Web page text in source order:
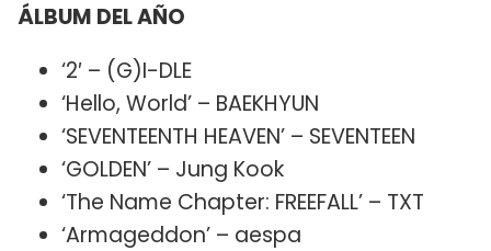
ÁLBUM DEL AÑO
‘2′ – (G)I-DLE
‘Hello, World’ – BAEKHYUN
‘SEVENTEENTH HEAVEN’ – SEVENTEEN
‘GOLDEN’ – Jung Kook
‘The Name Chapter: FREEFALL’ – TXT
‘Armageddon’ – aespa